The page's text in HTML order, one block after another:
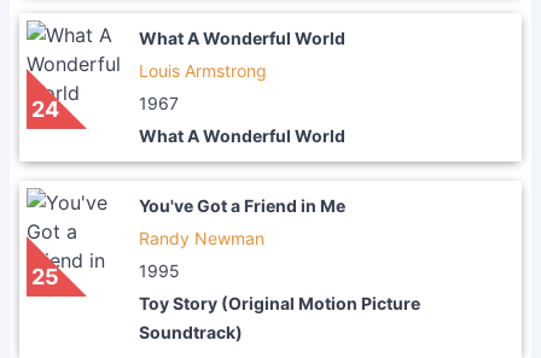
24
What A Wonderful World
Louis Armstrong
1967
What A Wonderful World
25
You've Got a Friend in Me
Randy Newman
1995
Toy Story (Original Motion Picture
Soundtrack)